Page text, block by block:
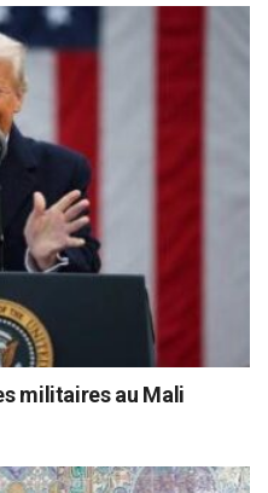
militaires au Mali